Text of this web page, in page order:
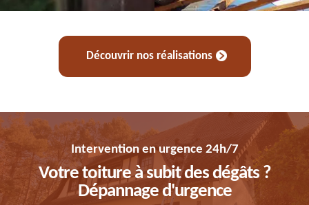
Découvrir nos réalisations
Intervention en urgence 24h/7
Votre toiture à subit des dégâts ?
Dépannage d'urgence